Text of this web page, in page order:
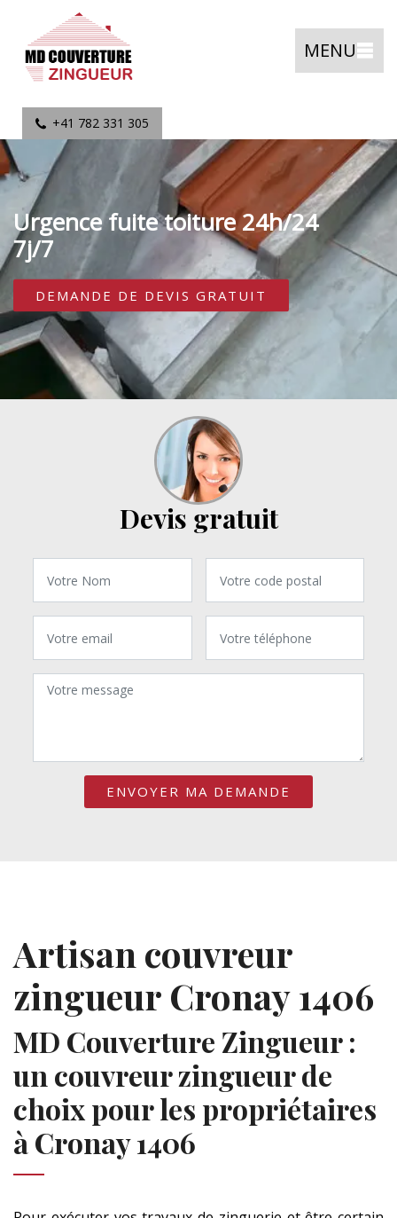
MENU
+41 782 331 305
Urgence fuite toiture 24h/24
7j/7
DEMANDE DE DEVIS GRATUIT
Devis gratuit
Artisan couvreur
zingueur Cronay 1406
MD Couverture Zingueur :
un couvreur zingueur de
choix pour les propriétaires
à Cronay 1406